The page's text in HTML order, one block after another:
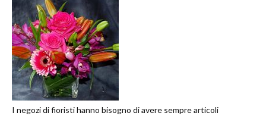
I negozi di fioristi hanno bisogno di avere sempre articoli